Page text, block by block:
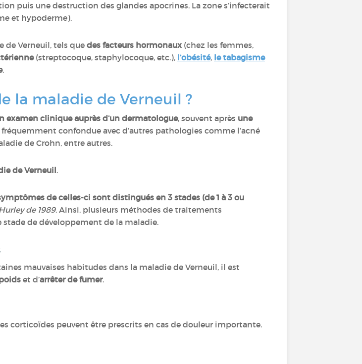
puis une destruction des glandes apocrines. La zone s’infecterait
et hypoderme).
de Verneuil, tels que des facteurs hormonaux(chez les femmes,
(streptocoque, staphylocoque, etc.), l’obésité, le tabagisme
.
la maladie de Verneuil ?
examen clinique auprès d’un dermatologue, souvent après une
fréquemment confondue avec d’autres pathologies comme l’acné
de Crohn, entre autres.
de Verneuil.
de celles-ci sont distingués en 3 stades (de 1 à 3 ou
de 1989. Ainsi, plusieurs méthodes de traitements
de développement de la maladie.
mauvaises habitudes dans la maladie de Verneuil, il est
et d’arrêter de fumer.
corticoïdes peuvent être prescrits en cas de douleur importante.